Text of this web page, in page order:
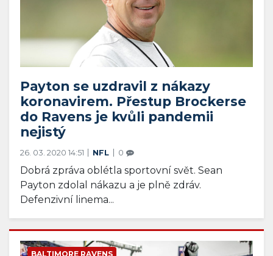
Payton se uzdravil z nákazy
koronavirem. Přestup Brockerse
do Ravens je kvůli pandemii
nejistý
26. 03. 2020 14:51 NFL 0
Dobrá zpráva oblétla sportovní svět. Sean
Payton zdolal nákazu a je plně zdráv.
Defenzivní linema...
BALTIMORE RAVENS